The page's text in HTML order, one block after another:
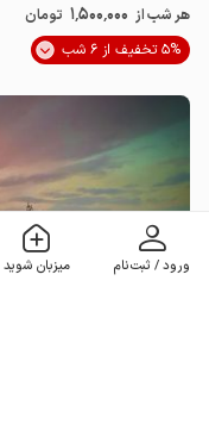
ورود / ثبت‌نام میزبان شوید
OpenStreetMap
هر شب از 1٬500٬000 تومان
5% تخفیف از 6 شب